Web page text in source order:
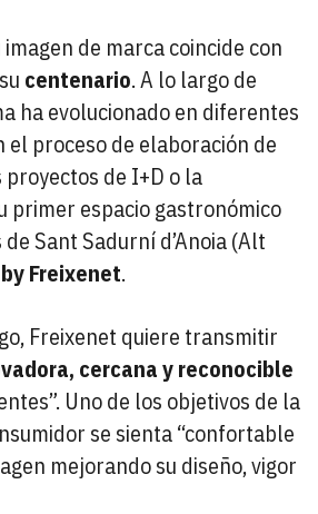
de marca coincide con
centenario. A lo largo de
ha evolucionado en diferentes
el proceso de elaboración de
de I+D o la
primer espacio gastronómico
Sant Sadurní d’Anoia (Alt
Freixenet.
Freixenet quiere transmitir
cercana y reconocible
Uno de los objetivos de la
se sienta “confortable
mejorando su diseño, vigor